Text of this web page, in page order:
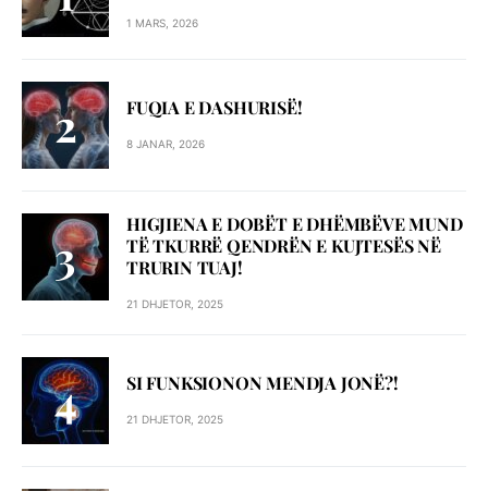
1 MARS, 2026
FUQIA E DASHURISË!
8 JANAR, 2026
HIGJIENA E DOBËT E DHËMBËVE MUND
TË TKURRË QENDRËN E KUJTESËS NË
TRURIN TUAJ!
21 DHJETOR, 2025
SI FUNKSIONON MENDJA JONË?!
21 DHJETOR, 2025